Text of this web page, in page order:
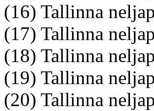
(16) Tallinna
(17) Tallinna
(18) Tallinna
(19) Tallinna
(20) Tallinna